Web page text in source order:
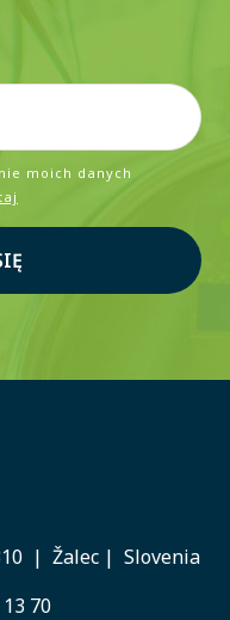
moich danych
| Žalec | Slovenia
70